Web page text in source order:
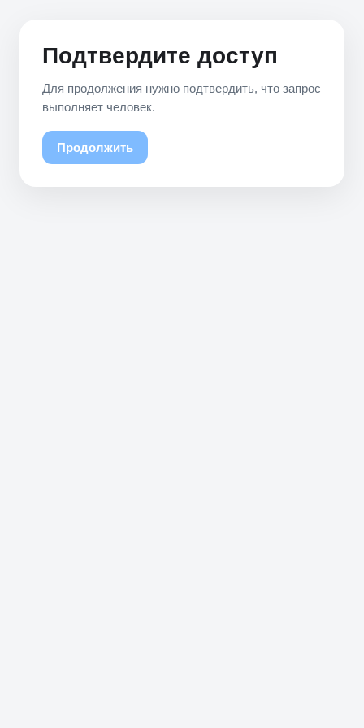
Подтвердите доступ
Для продолжения нужно подтвердить, что запрос
выполняет человек.
Продолжить